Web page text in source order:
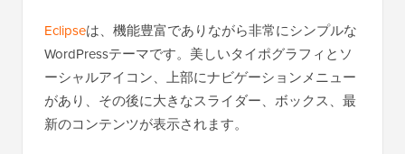
Eclipseは、機能豊富でありながら非常にシンプルな
WordPressテーマです。美しいタイポグラフィとソ
ーシャルアイコン、上部にナビゲーションメニュー
があり、その後に大きなスライダー、ボックス、最
新のコンテンツが表示されます。